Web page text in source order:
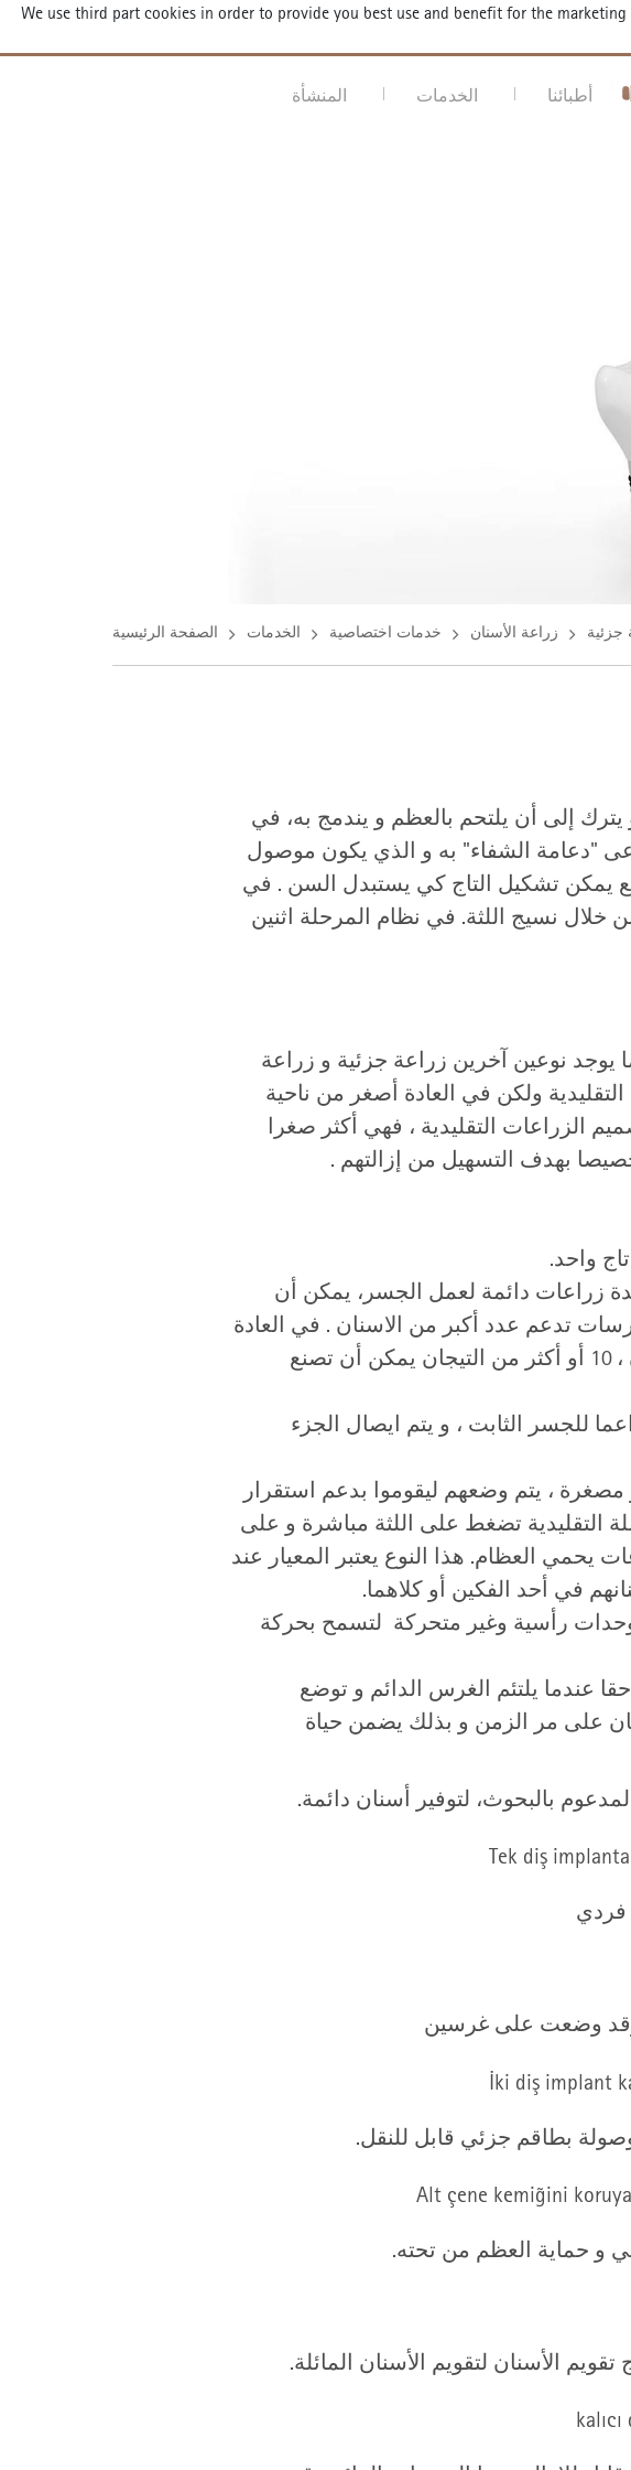
We use third part cookies in order to provide you best use and benefit for the
ortodontist
المنشأة الخدمات أطبائنا
الصفحة الرئيسية الخدمات خدمات اختصاصية زراعة الأسنان جزئية
إلى أن يلتحم بالعظم و يندمج به، في
"دعامة الشفاء" به و الذي يكون موصول
. يقوم نسيج اللثة بالشفاء من حوله. بعد فترة 4_6 أسابيع يمكن تشكيل التاج كي يستبدل السن . في
خلال نسيج اللثة. في نظام المرحلة اثنين
كما يوجد نوعين آخرين زراعة جزئية و زراعة
ولكن في العادة أصغر من ناحية
الزراعات التقليدية ، فهي أكثر صغرا
بهدف التسهيل من إزالتهم .
واحد.
زراعات دائمة لعمل الجسر، يمكن أن
تدعم عدد أكبر من الاسنان . في العادة
يكون العدد الأقل من 4 الى 8 غرسات لاستبدال قوس (فك) من الأسنان ، 10 أو أكثر من التيجان يمكن أن تصنع
للجسر الثابت ، و يتم ايصال الجزء
مصغرة ، يتم وضعهم ليقوموا بدعم استقرار
التقليدية تضغط على اللثة مباشرة و على
العظام. هذا النوع يعتبر المعيار عند
في أحد الفكين أو كلاهما.
وحدات رأسية وغير متحركة لتسمح بحركة
عندما يلتئم الغرس الدائم و توضع
على مر الزمن و بذلك يضمن حياة
بالبحوث، لتوفير أسنان دائمة.